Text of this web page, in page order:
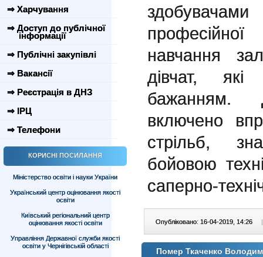
⇒ Харчування
⇒ Доступ до публічної
інформації
⇒ Публічні закупівлі
⇒ Вакансії
⇒ Реєстрація в ДНЗ
⇒ ІРЦ
⇒ Телефони
КОРИСНІ ПОСИЛАННЯ
Міністерство освіти і науки України
Український центр оцінювання якості
освіти
Київський регіональний центр
оцінювання якості освіти
Управління Державної служби якості
освіти у Чернігівській області
здобувачами
навчання
дівчат,
бажанням.
включено
стрільб,
бойовою
саперно-
Опубліковано: 16-04-2019, 14:26 |
Помер Ткаченко